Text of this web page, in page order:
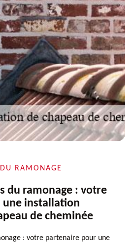
RAMONAGE
du ramonage : votre
installation
de cheminée
: votre partenaire pour une